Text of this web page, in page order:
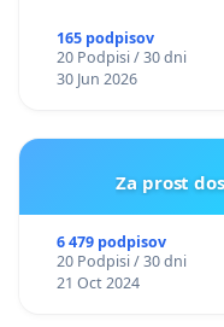
165 podpisov
20 Podpisi / 30 dni
30 Jun 2026
Za prost
6 479 podpisov
20 Podpisi / 30 dni
21 Oct 2024